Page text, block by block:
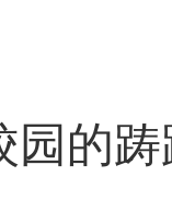
的踌